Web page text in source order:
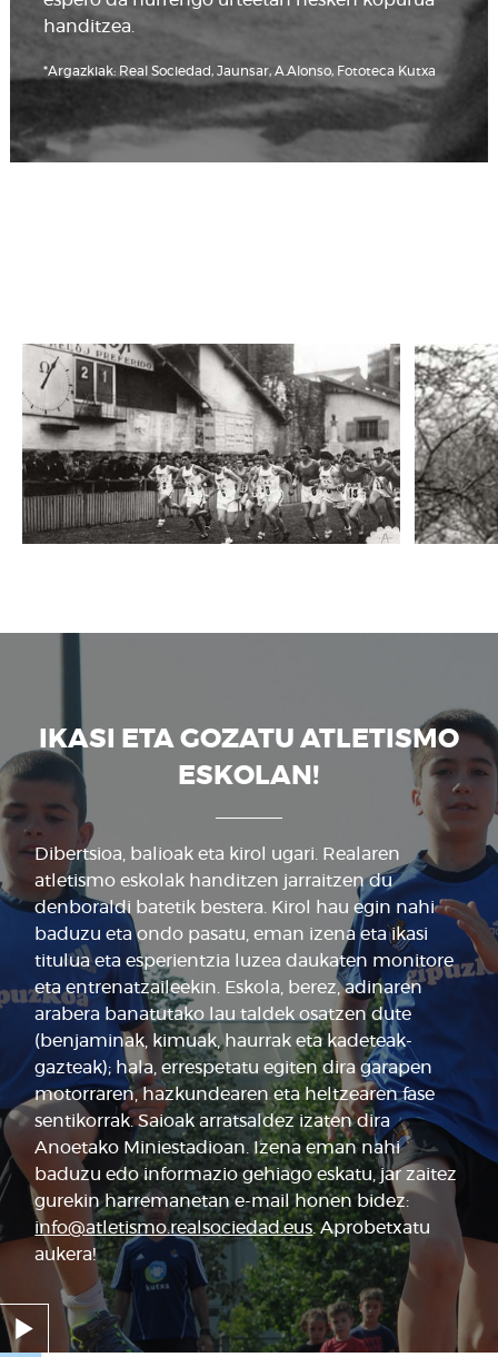
handitzea.
*Argazkiak: Real Sociedad, Jaunsar, A.Alonso, Fototeca Kutxa
IKASI ETA GOZATU ATLETISMO
ESKOLAN!
Dibertsioa, balioak eta kirol ugari. Realaren
atletismo eskolak handitzen jarraitzen du
denboraldi batetik bestera. Kirol hau egin nahi
baduzu eta ondo pasatu, eman izena eta ikasi
titulua eta esperientzia luzea daukaten monitore
eta entrenatzaileekin. Eskola, berez, adinaren
arabera banatutako lau taldek osatzen dute
(benjaminak, kimuak, haurrak eta kadeteak-
gazteak); hala, errespetatu egiten dira garapen
motorraren, hazkundearen eta heltzearen fase
sentikorrak. Saioak arratsaldez izaten dira
Anoetako Miniestadioan. Izena eman nahi
baduzu edo informazio gehiago eskatu, jar zaitez
gurekin harremanetan e-mail honen bidez:
info@atletismo.realsociedad.eus. Aprobetxatu
aukera!